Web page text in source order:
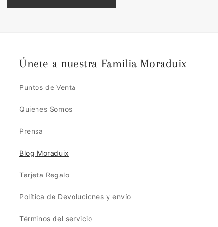
Únete a nuestra Familia Moraduix
Puntos de Venta
Quienes Somos
Prensa
Blog Moraduix
Tarjeta Regalo
Política de Devoluciones y envío
Términos del servicio